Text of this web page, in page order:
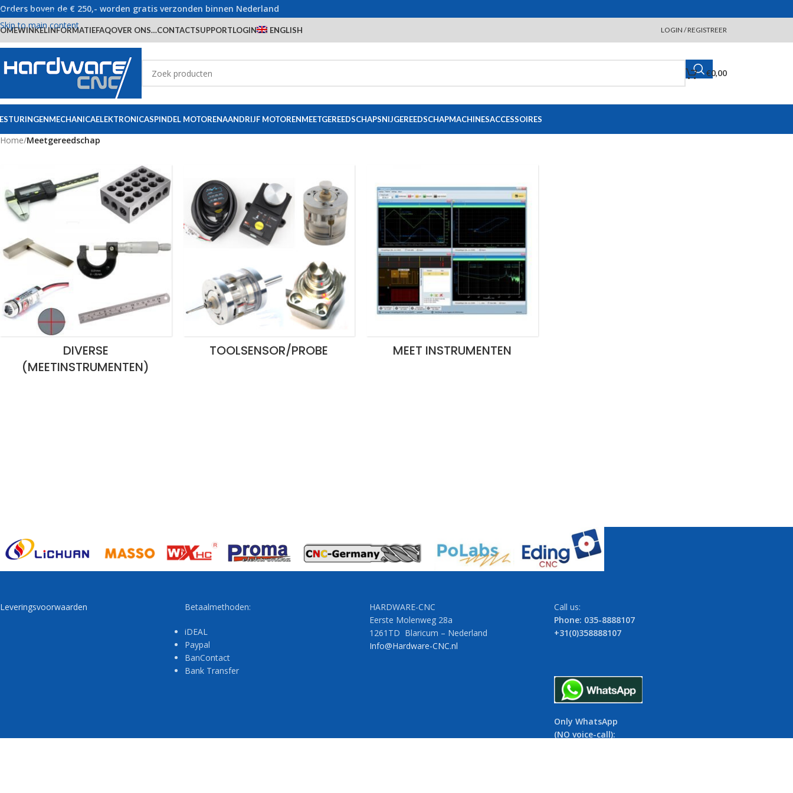
Skip to navigation
Skip to main content
Orders boven de € 250,- worden gratis verzonden binnen Nederland
WINKELINFORMATIEFAQOVER ONS…CONTACTSUPPORTLOGIN ENGLISH LOGIN / REGISTREER
€0,00
MECHANICAELEKTRONICASPINDEL MOTORENAANDRIJF MOTORENMEETGEREEDSCHAPSNIJGEREEDSCHAPMACHINESACCESSOIRES
Home/Meetgereedschap
DIVERSE
(MEETINSTRUMENTEN)
TOOLSENSOR/PROBE MEET INSTRUMENTEN
Leveringsvoorwaarden Betaalmethoden:
iDEAL
Paypal
BanContact
Bank Transfer
HARDWARE-CNC
Eerste Molenweg 28a
1261TD Blaricum – Nederland
Info@Hardware-CNC.nl
Call us:
Phone: 035-8888107
+31(0)358888107
Only WhatsApp
(NO voice-call):